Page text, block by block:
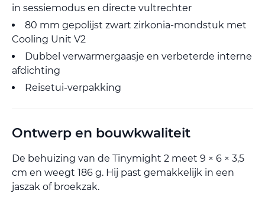
in sessiemodus en directe vultrechter
80 mm gepolijst zwart zirkonia-mondstuk met
Cooling Unit V2
Dubbel verwarmergaasje en verbeterde interne
afdichting
Reisetui-verpakking
Ontwerp en bouwkwaliteit
De behuizing van de Tinymight 2 meet 9 × 6 × 3,5
cm en weegt 186 g. Hij past gemakkelijk in een
jaszak of broekzak.